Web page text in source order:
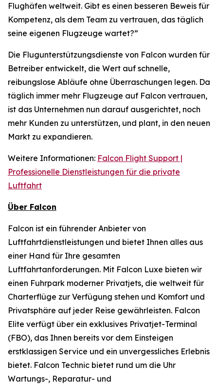
Flughäfen weltweit. Gibt es einen besseren Beweis für
Kompetenz, als dem Team zu vertrauen, das täglich
seine eigenen Flugzeuge wartet?”
Die Flugunterstützungsdienste von Falcon wurden für
Betreiber entwickelt, die Wert auf schnelle,
reibungslose Abläufe ohne Überraschungen legen. Da
täglich immer mehr Flugzeuge auf Falcon vertrauen,
ist das Unternehmen nun darauf ausgerichtet, noch
mehr Kunden zu unterstützen, und plant, in den neuen
Markt zu expandieren.
Weitere Informationen: Falcon Flight Support |
Professionelle Dienstleistungen für die private
Luftfahrt
Über Falcon
Falcon ist ein führender Anbieter von
Luftfahrtdienstleistungen und bietet Ihnen alles aus
einer Hand für Ihre gesamten
Luftfahrtanforderungen. Mit Falcon Luxe bieten wir
einen Fuhrpark moderner Privatjets, die weltweit für
Charterflüge zur Verfügung stehen und Komfort und
Privatsphäre auf jeder Reise gewährleisten. Falcon
Elite verfügt über ein exklusives Privatjet-Terminal
(FBO), das Ihnen bereits vor dem Einsteigen
erstklassigen Service und ein unvergessliches Erlebnis
bietet. Falcon Technic bietet rund um die Uhr
Wartungs-, Reparatur- und